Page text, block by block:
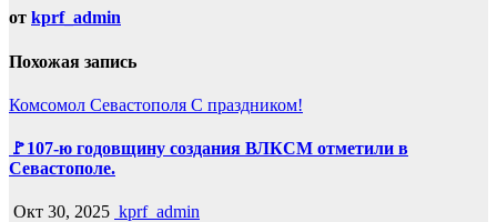
от kprf_admin
Похожая запись
Комсомол Севастополя С праздником!
🚩107-ю годовщину создания ВЛКСМ отметили в
Севастополе.
Окт 30, 2025 kprf_admin